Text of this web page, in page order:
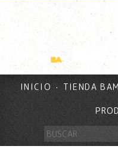
INICIO TIENDA BAM